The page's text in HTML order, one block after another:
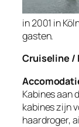
in 2001 in
gasten.
Cruiseline /
Kabines aan
kabines zijn
haardroger,